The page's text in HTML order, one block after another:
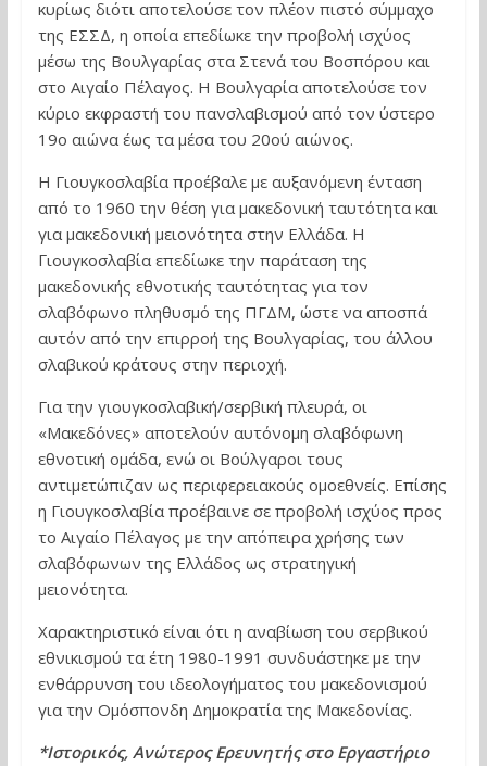
κυρίως διότι αποτελούσε τον πλέον πιστό σύμμαχο
της ΕΣΣΔ, η οποία επεδίωκε την προβολή ισχύος
μέσω της Βουλγαρίας στα Στενά του Βοσπόρου και
στο Αιγαίο Πέλαγος. Η Βουλγαρία αποτελούσε τον
κύριο εκφραστή του πανσλαβισμού από τον ύστερο
19ο αιώνα έως τα μέσα του 20ού αιώνος.
Η Γιουγκοσλαβία προέβαλε με αυξανόμενη ένταση
από το 1960 την θέση για μακεδονική ταυτότητα και
για μακεδονική μειονότητα στην Ελλάδα. Η
Γιουγκοσλαβία επεδίωκε την παράταση της
μακεδονικής εθνοτικής ταυτότητας για τον
σλαβόφωνο πληθυσμό της ΠΓΔΜ, ώστε να αποσπά
αυτόν από την επιρροή της Βουλγαρίας, του άλλου
σλαβικού κράτους στην περιοχή.
Για την γιουγκοσλαβική/σερβική πλευρά, οι
«Μακεδόνες» αποτελούν αυτόνομη σλαβόφωνη
εθνοτική ομάδα, ενώ οι Βούλγαροι τους
αντιμετώπιζαν ως περιφερειακούς ομοεθνείς. Επίσης
η Γιουγκοσλαβία προέβαινε σε προβολή ισχύος προς
το Αιγαίο Πέλαγος με την απόπειρα χρήσης των
σλαβόφωνων της Ελλάδος ως στρατηγική
μειονότητα.
Χαρακτηριστικό είναι ότι η αναβίωση του σερβικού
εθνικισμού τα έτη 1980-1991 συνδυάστηκε με την
ενθάρρυνση του ιδεολογήματος του μακεδονισμού
για την Ομόσπονδη Δημοκρατία της Μακεδονίας.
*Ιστορικός, Ανώτερος Ερευνητής στο Εργαστήριο